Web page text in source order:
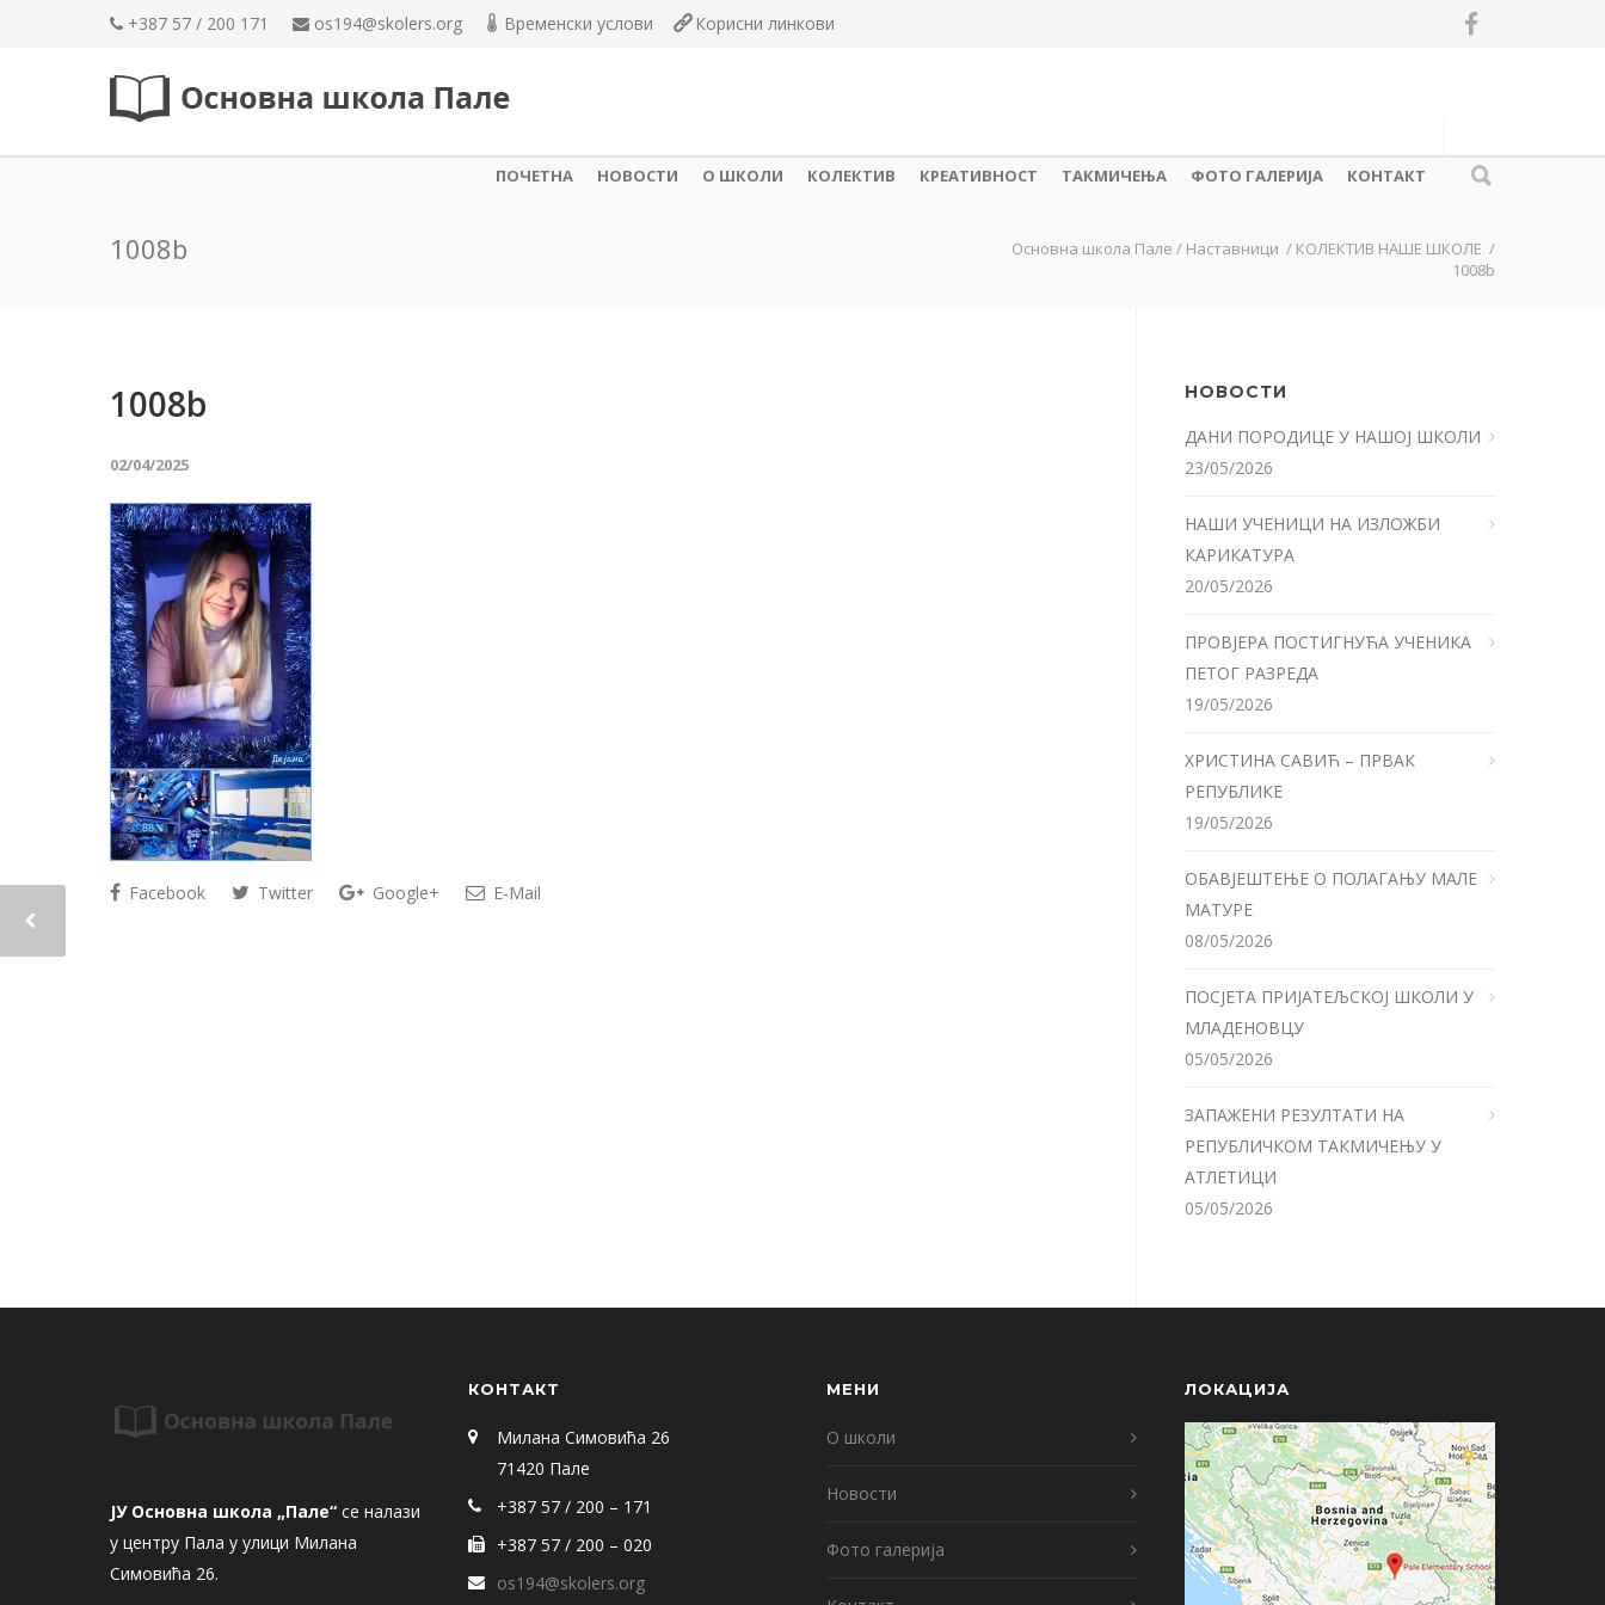
+387 57 / 200 171 os194@skolers.org Временски услови Корисни линкови
ПОЧЕТНА НОВОСТИ О ШКОЛИ КОЛЕКТИВ КРЕАТИВНОСТ ТАКМИЧЕЊА ФОТО ГАЛЕРИЈА КОНТАКТ
1008b Основна школа Пале / Наставници / КОЛЕКТИВ НАШЕ ШКОЛЕ /
1008b
1008b
02/04/2025
Facebook Twitter Google+ E-Mail
НОВОСТИ
ДАНИ ПОРОДИЦЕ У НАШОЈ ШКОЛИ
23/05/2026
НАШИ УЧЕНИЦИ НА ИЗЛОЖБИ
КАРИКАТУРА
20/05/2026
ПРОВЈЕРА ПОСТИГНУЋА УЧЕНИКА
ПЕТОГ РАЗРЕДА
19/05/2026
ХРИСТИНА САВИЋ – ПРВАК
РЕПУБЛИКЕ
19/05/2026
ОБАВЈЕШТЕЊЕ О ПОЛАГАЊУ МАЛЕ
МАТУРЕ
08/05/2026
ПОСЈЕТА ПРИЈАТЕЉСКОЈ ШКОЛИ У
МЛАДЕНОВЦУ
05/05/2026
ЗАПАЖЕНИ РЕЗУЛТАТИ НА
РЕПУБЛИЧКОМ ТАКМИЧЕЊУ У
АТЛЕТИЦИ
05/05/2026
ЈУ Основна школа „Пале“ се налази
у центру Пала у улици Милана
Симовића 26.
КОНТАКТ
Милана Симовића 26
71420 Пале
+387 57 / 200 – 171
+387 57 / 200 – 020
os194@skolers.org
МЕНИ
О школи
Новости
Фото галерија
ЛОКАЦИЈА